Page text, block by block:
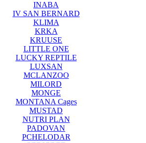
INABA
IV SAN BERNARD
KLIMA
KRKA
KRUUSE
LITTLE ONE
LUCKY REPTILE
LUXSAN
MCLANZOO
MILORD
MONGE
MONTANA Cages
MUSTAD
NUTRI PLAN
PADOVAN
PCHELODAR